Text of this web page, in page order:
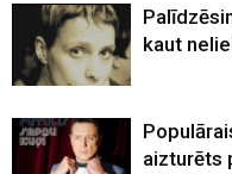
kaut
aizturēts